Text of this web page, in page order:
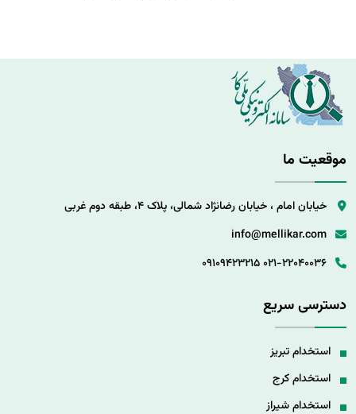
موقعیت ما
خیابان امام ، خیابان رضانژاد شمالی، پلاک 4، طبقه دوم غربی
info@mellikar.com
021-22040036
09109423215
دسترسی سریع
استخدام تبریز
استخدام کرج
استخدام شیراز